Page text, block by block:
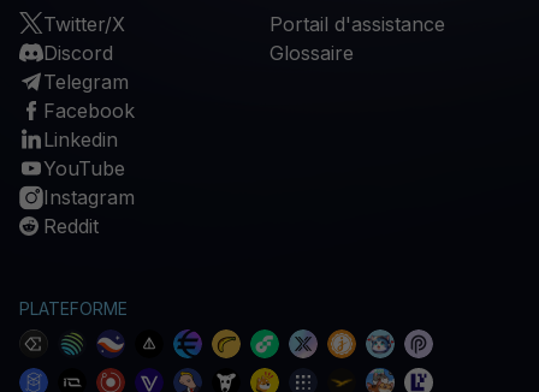
Twitter/X
Discord
Telegram
Facebook
Linkedin
YouTube
Instagram
Reddit
Portail d'assistance
Glossaire
PLATEFORME